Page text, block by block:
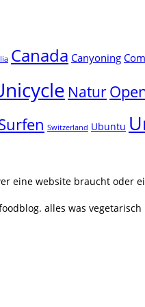
Canada Canyoning
Natur
Switzerland Ubuntu
eine website braucht oder
alles was